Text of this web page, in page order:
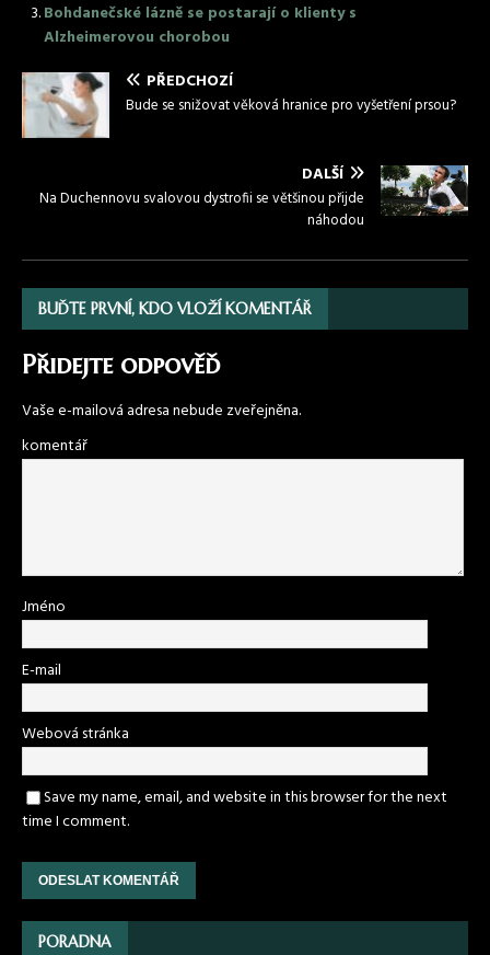
Bohdanečské lázně se postarají o klienty s
Alzheimerovou chorobou
PŘEDCHOZÍ
Bude se snižovat věková hranice pro vyšetření prsou?
DALŠÍ
Na Duchennovu svalovou dystrofii se většinou přijde
náhodou
BUĎTE PRVNÍ, KDO VLOŽÍ KOMENTÁŘ
Přidejte odpověď
Vaše e-mailová adresa nebude zveřejněna.
komentář
Jméno
E-mail
Webová stránka
Save my name, email, and website in this browser for the next
time I comment.
PORADNA